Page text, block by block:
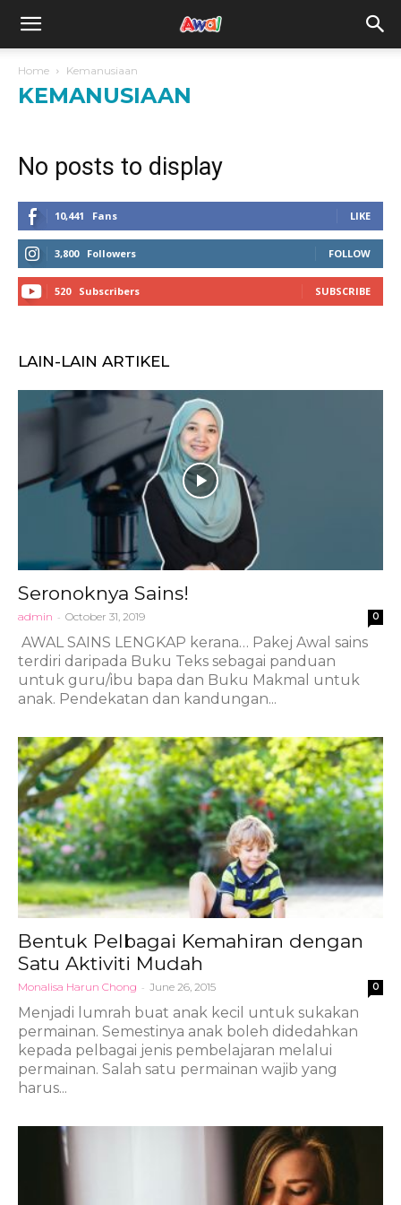
awal.my
Home Kemanusiaan
KEMANUSIAAN
No posts to display
10,441 Fans LIKE
3,800 Followers FOLLOW
520 Subscribers SUBSCRIBE
LAIN-LAIN ARTIKEL
Seronoknya Sains!
admin - October 31, 2019 0
AWAL SAINS LENGKAP kerana… Pakej Awal sains
terdiri daripada Buku Teks sebagai panduan
untuk guru/ibu bapa dan Buku Makmal untuk
anak. Pendekatan dan kandungan...
Bentuk Pelbagai Kemahiran dengan
Satu Aktiviti Mudah
Monalisa Harun Chong - June 26, 2015 0
Menjadi lumrah buat anak kecil untuk sukakan
permainan. Semestinya anak boleh didedahkan
kepada pelbagai jenis pembelajaran melalui
permainan. Salah satu permainan wajib yang
harus...